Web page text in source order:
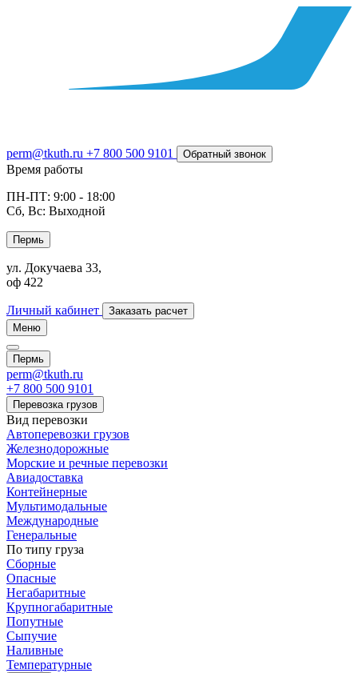
perm@tkuth.ru +7 800 500 9101 Обратный звонок
Время работы
ПН-ПТ: 9:00 - 18:00
Сб, Вс: Выходной
Пермь
ул. Докучаева 33,
оф 422
Личный кабинет
Заказать расчет
Меню
Пермь
perm@tkuth.ru
+7 800 500 9101
Перевозка грузов
Вид перевозки
Автоперевозки грузов
Железнодорожные
Морские и речные перевозки
Авиадоставка
Контейнерные
Мультимодальные
Международные
Генеральные
По типу груза
Сборные
Опасные
Негабаритные
Крупногабаритные
Попутные
Сыпучие
Наливные
Температурные